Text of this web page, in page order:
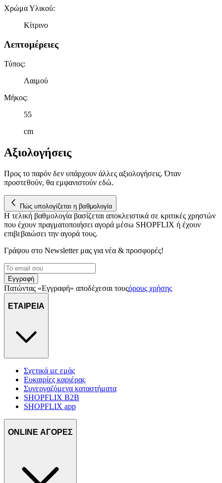
Χρώμα Υλικού:
Κίτρινο
Λεπτομέρειες
Τύπος:
Λαιμού
Μήκος:
55
cm
Αξιολογήσεις
Προς το παρόν δεν υπάρχουν άλλες αξιολογήσεις. Όταν
προστεθούν, θα εμφανιστούν εδώ.
Πώς υπολογίζεται η βαθμολογία
Η τελική βαθμολογία βασίζεται αποκλειστικά σε κριτικές χρηστών
που έχουν πραγματοποιήσει αγορά μέσω SHOPFLIX ή έχουν
επιβεβαιώσει την αγορά τους.
Γράψου στο Νewsletter μας για νέα & προσφορές!
Εγγραφή
Πατώντας «Εγγραφή» αποδέχεσαι τουςόρους χρήσης
ΕΤΑΙΡΕΙΑ
Σχετικά με εμάς
Ευκαιρίες καριέρας
Συνεργαζόμενα καταστήματα
SHOPFLIX B2B
SHOPFLIX app
ONLINE ΑΓΟΡΕΣ